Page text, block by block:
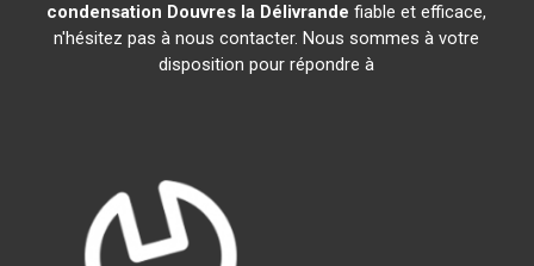
condensation Douvres la Délivrande fiable et efficace,
n'hésitez pas à nous contacter. Nous sommes à votre
disposition pour répondre à